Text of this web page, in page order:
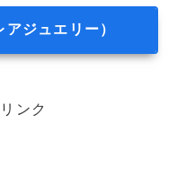
ジュエリー）
ンク